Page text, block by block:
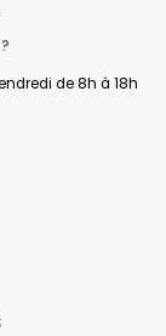
de 8h à 18h